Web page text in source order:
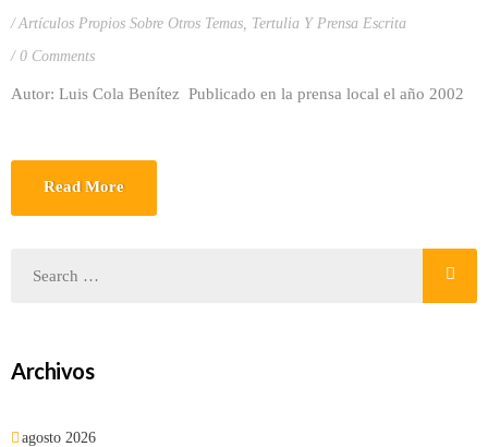
Artículos Propios Sobre Otros Temas, Tertulia Y Prensa Escrita
0 Comments
Autor: Luis Cola Benítez Publicado en la prensa local el año 2002
Read More
Archivos
agosto 2026